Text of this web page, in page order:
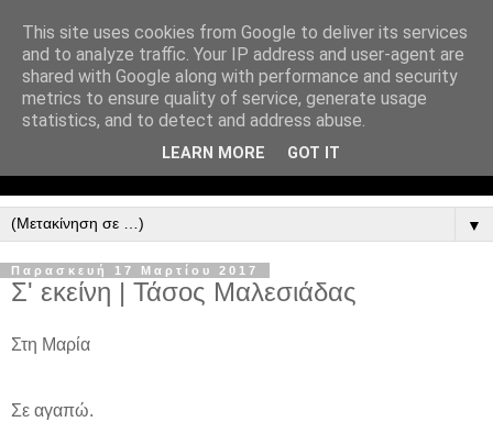
▼
Παρασκευή 17 Μαρτίου 2017
Σ' εκείνη | Τάσος Μαλεσιάδας
Στη Μαρία
Σε αγαπώ.
This site uses cookies from Google to deliver its services
and to analyze traffic. Your IP address and user-agent are
shared with Google along with performance and security
metrics to ensure quality of service, generate usage
statistics, and to detect and address abuse.
LEARN MORE GOT IT